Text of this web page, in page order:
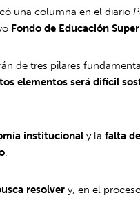
una columna en el diario
Fondo de Educación
de tres pilares
elementos será difícil
institucional y lafalta
.
resolver y, en el